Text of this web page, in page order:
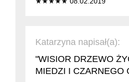
Katarzyna napisał(a):
"WISIOR DRZEWO
MIEDZI I CZARNEGO